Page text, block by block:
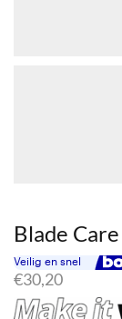
Blade
€30,20